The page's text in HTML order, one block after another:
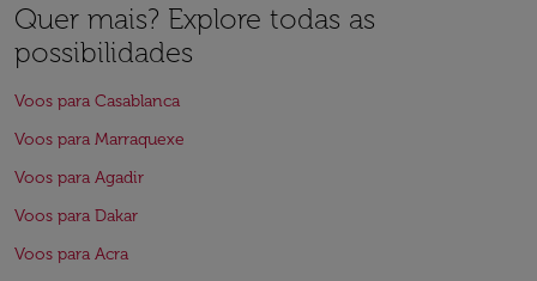
Quer mais? Explore todas as
possibilidades
Voos para Casablanca
Voos para Marraquexe
Voos para Agadir
Voos para Dakar
Voos para Acra